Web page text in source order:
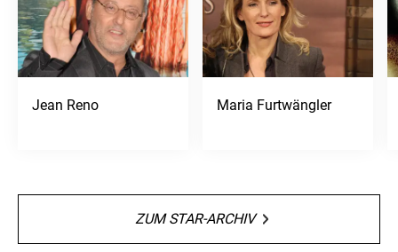
Jean Reno Maria Furtwängler
ZUM STAR-ARCHIV